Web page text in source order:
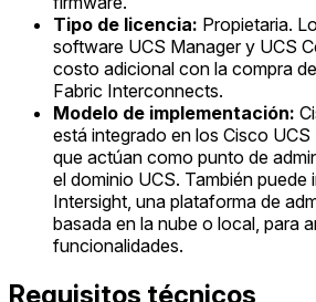
Tipo de licencia: Propietaria.
software UCS Manager y UCS
costo adicional con la compra
Fabric Interconnects.
Modelo de implementación:
está integrado en los Cisco
que actúan como punto de
el dominio UCS. También puede
Intersight, una plataforma de
basada en la nube o local, para
funcionalidades.
Requisitos técnicos